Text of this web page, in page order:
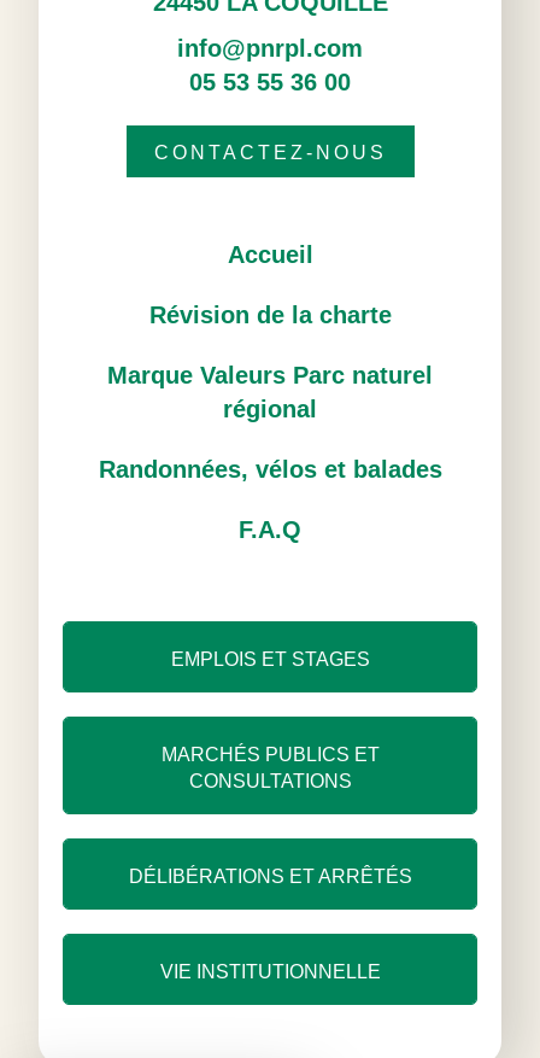
info@pnrpl.com
05 53 55 36 00
CONTACTEZ-NOUS
Accueil
Révision de la charte
Marque Valeurs Parc naturel
régional
Randonnées, vélos et balades
F.A.Q
EMPLOIS ET STAGES
MARCHÉS PUBLICS ET
CONSULTATIONS
DÉLIBÉRATIONS ET ARRÊTÉS
VIE INSTITUTIONNELLE